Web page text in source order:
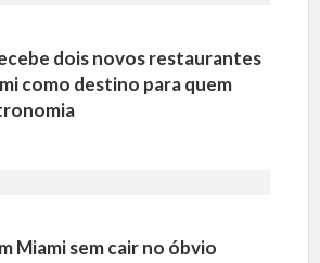
dois novos restaurantes
como destino para quem
Miami sem cair no óbvio